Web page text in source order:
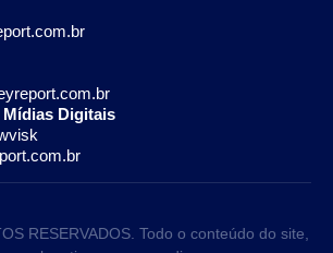
Digitais
RESERVADOS. Todo o conteúdo do site,